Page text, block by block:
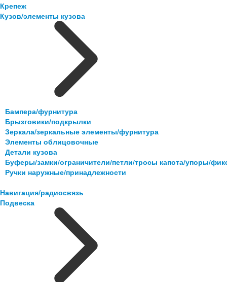
Крепеж
Кузов/элементы кузова
Бампера/фурнитура
Брызговики/подкрылки
Зеркала/зеркальные элементы/фурнитура
Элементы облицовочные
Детали кузова
Буферы/замки/ограничители/петли/тросы капота/упоры/
Ручки наружные/принадлежности
Навигация/радиосвязь
Подвеска